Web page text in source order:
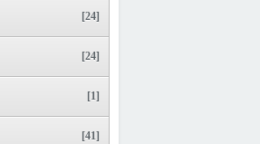
[24]
[24]
[1]
[41]